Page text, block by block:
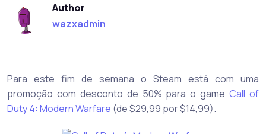
Author
wazxadmin
Para este fim de semana o Steam está com uma
promoção com desconto de 50% para o gameCall of
Duty 4: Modern Warfare (de $29,99 por $14,99).